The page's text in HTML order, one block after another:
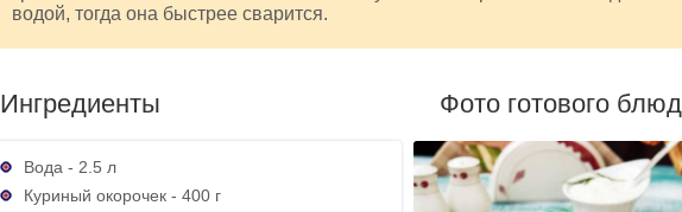
водой, тогда она быстрее сварится.
Ингредиенты
Вода - 2.5 л
Куриный окорочек - 400 г
Фото готового